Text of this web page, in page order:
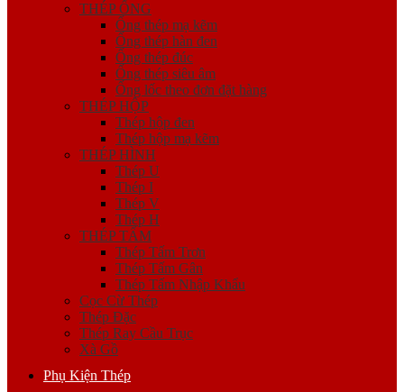
THÉP ỐNG
Ống thép mạ kẽm
Ống thép hàn đen
Ống thép đúc
Ống thép siêu âm
Ống lốc theo đơn đặt hàng
THÉP HỘP
Thép hộp đen
Thép hộp mạ kẽm
THÉP HÌNH
Thép U
Thép I
Thép V
Thép H
THÉP TẤM
Thép Tấm Trơn
Thép Tấm Gân
Thép Tấm Nhập Khẩu
Cọc Cừ Thép
Thép Đặc
Thép Ray Cầu Trục
Xà Gồ
Phụ Kiện Thép